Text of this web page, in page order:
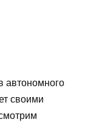
автономного
своими